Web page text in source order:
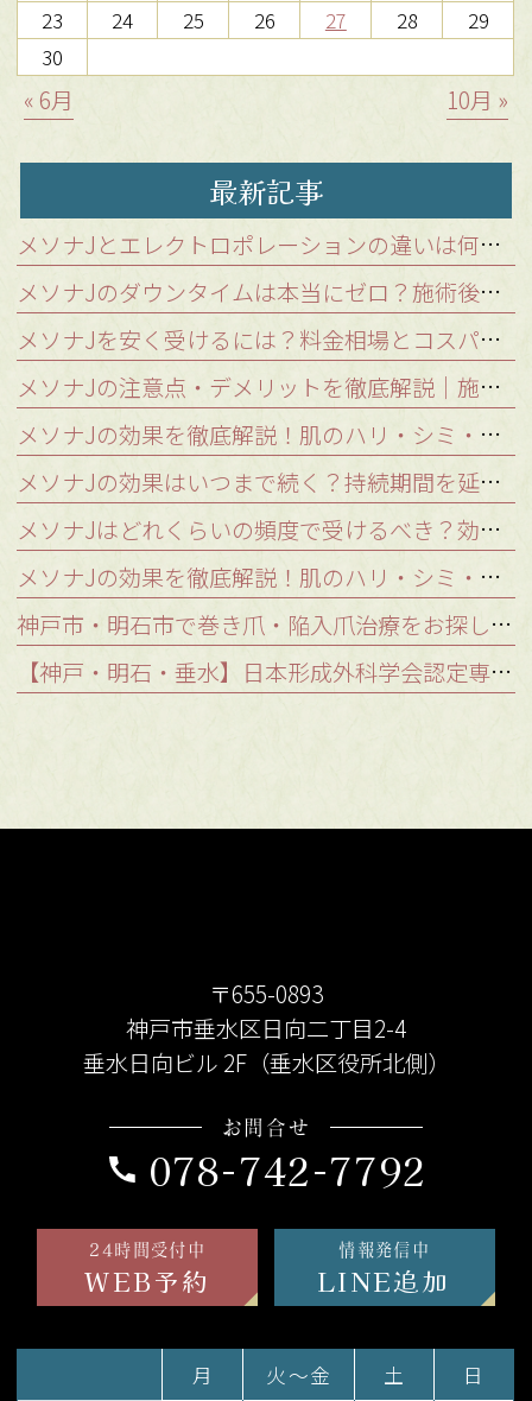
23
24 25 26 27 28
29
30
« 6月 10月 »
最新記事
メソナJとエレクトロポレーションの違いは何？浸透力が格段に高い「メソポレーション法」を解説
メソナJのダウンタイムは本当にゼロ？施術後の肌状態と注意点を徹底解説
メソナJを安く受けるには？料金相場とコスパの良いクリニックの選び方
メソナJの注意点・デメリットを徹底解説｜施術を受けられないケースと稀なリスク
メソナJの効果を徹底解説！肌のハリ・シミ・肝斑を改善する秘密の仕組み
メソナJの効果はいつまで続く？持続期間を延ばし美肌をキープする秘訣
メソナJはどれくらいの頻度で受けるべき？効果を持続させる理想の継続期間
メソナJの効果を徹底解説！肌のハリ・シミ・肝斑を改善する秘密の仕組み｜神戸・明石のつかもと形成外科
神戸市・明石市で巻き爪・陥入爪治療をお探しの方へ｜口コミが気になるあなたへ
【神戸・明石・垂水】日本形成外科学会認定専門医が解説！シミ取りレーザー治療の種類とあなたに最適な治療法とは
〒655-0893
神戸市垂水区日向二丁目2-4
垂水日向ビル 2F（垂水区役所北側）
お問合せ
078-742-7792
24時間受付中
WEB予約
情報発信中
LINE追加
月 火～金 土 日